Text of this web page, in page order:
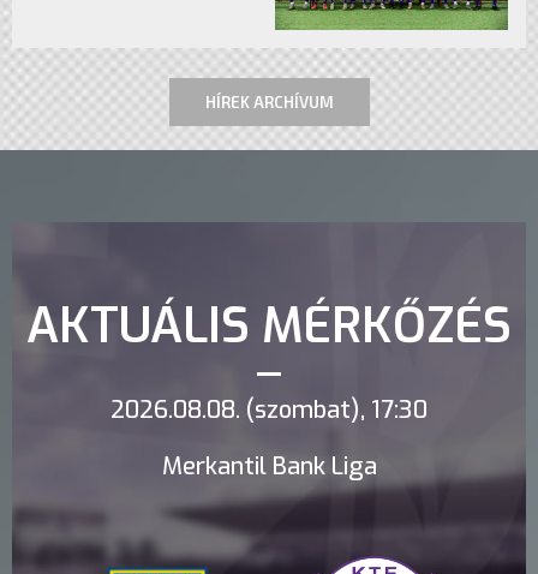
HÍREK ARCHÍVUM
AKTUÁLIS MÉRKŐZÉS
2026.08.08. (szombat), 17:30
Merkantil Bank Liga